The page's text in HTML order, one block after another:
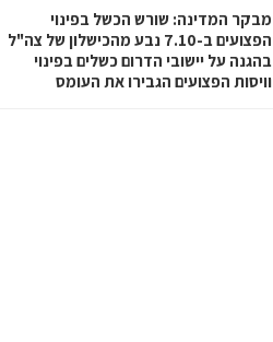
מבקר המדינה: שורש הכשל בפינוי
הפצועים ב-7.10 נבע מהכישלון של צה"ל
בהגנה על יישובי הדרום כשלים בפינוי
וויסות הפצועים הגבירו את העומס